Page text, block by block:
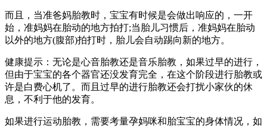
而且，当准爸妈胎教时，宝宝有时候是会做出响应的，一开
始，准妈妈在胎动的地方拍打;当胎儿习惯后，准妈妈在胎动
以外的地方(腹部)拍打时，胎儿会自动踢向新的地方。
健康提示：无论是心音胎教还是音乐胎教，如果过早的进行，
但由于宝宝的各个器官还没发育完全，在这个阶段进行胎教或
许是白费心机了。而且过早的进行胎教还会打扰小家伙的休
息，不利于他的发育。
如果进行运动胎教，需要考量孕妈咪和胎宝宝的身体情况，如